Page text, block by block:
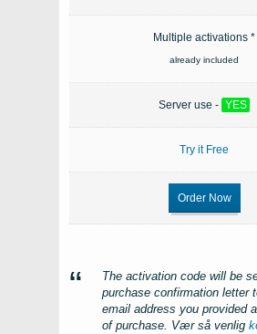
Multiple activations *
already included
Server use - YES
Try it Free
Order Now
The activation code will be
purchase confirmation letter
email address you provided
of purchase. Vær så venlig